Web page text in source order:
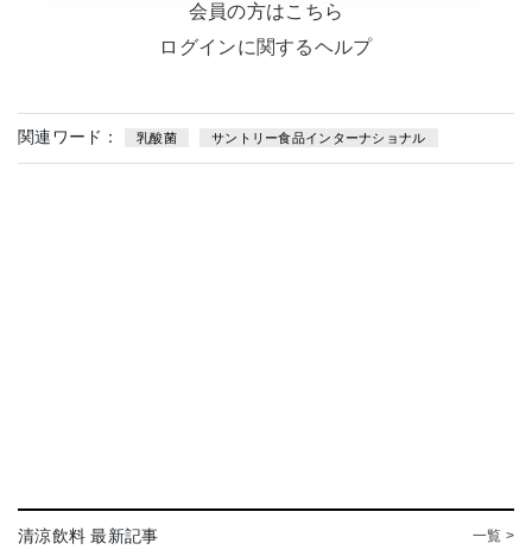
会員の方はこちら
ログインに関するヘルプ
関連ワード： 乳酸菌 サントリー食品インターナショナル
清涼飲料 最新記事 一覧 >